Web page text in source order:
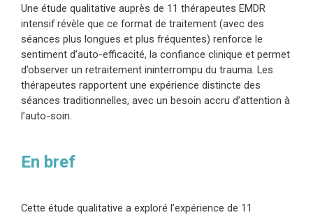
Une étude qualitative auprès de 11 thérapeutes EMDR
intensif révèle que ce format de traitement (avec des
séances plus longues et plus fréquentes) renforce le
sentiment d’auto-efficacité, la confiance clinique et permet
d’observer un retraitement ininterrompu du trauma. Les
thérapeutes rapportent une expérience distincte des
séances traditionnelles, avec un besoin accru d’attention à
l’auto-soin.
En bref
Cette étude qualitative a exploré l’expérience de 11